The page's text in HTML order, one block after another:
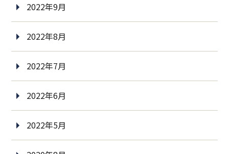
2022年9月
2022年8月
2022年7月
2022年6月
2022年5月